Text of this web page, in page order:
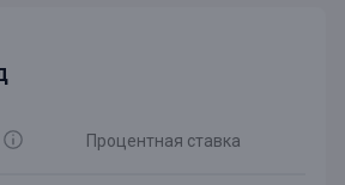
Процентная ставка